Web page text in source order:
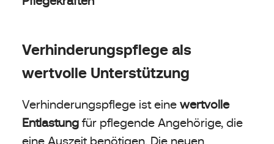
Verhinderungspflege als
wertvolle Unterstützung
Verhinderungspflege ist eine wertvolle
Entlastung für pflegende Angehörige, die
eine Auszeit benötigen. Die neuen